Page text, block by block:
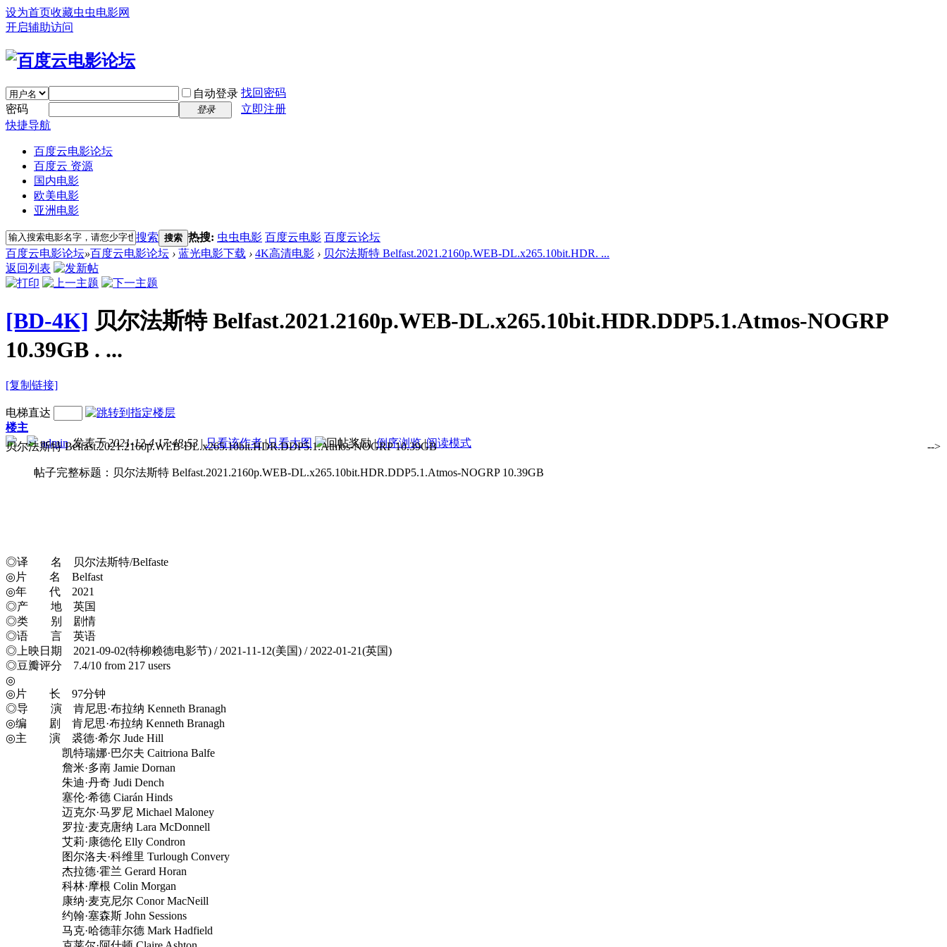
设为首页收藏虫虫电影网
开启辅助访问
自动登录 找回密码
密码
登录
立即注册
快捷导航
百度云电影论坛
百度云 资源
国内电影
欧美电影
亚洲电影
搜索 搜索 热搜: 虫虫电影 百度云电影 百度云论坛
百度云电影论坛»百度云电影论坛 › 蓝光电影下载 › 4K高清电影 › 贝尔法斯特 Belfast.2021.2160p.WEB-DL.x265.10bit.HDR. ...
返回列表
[BD-4K] 贝尔法斯特 Belfast.2021.2160p.WEB-DL.x265.10bit.HDR.DDP5.1.Atmos-NOGRP
10.39GB . ...
[复制链接]
电梯直达
楼主
admin 发表于 2021-12-4 17:48:53 | 只看该作者 |只看大图 |倒序浏览 |阅读模式
贝尔法斯特 Belfast.2021.2160p.WEB-DL.x265.10bit.HDR.DDP5.1.Atmos-NOGRP 10.39GB -->
帖子完整标题：贝尔法斯特 Belfast.2021.2160p.WEB-DL.x265.10bit.HDR.DDP5.1.Atmos-NOGRP 10.39GB
◎译 名 贝尔法斯特/Belfaste
◎片 名 Belfast
◎年 代 2021
◎产 地 英国
◎类 别 剧情
◎语 言 英语
◎上映日期 2021-09-02(特柳赖德电影节) / 2021-11-12(美国) / 2022-01-21(英国)
◎豆瓣评分 7.4/10 from 217 users
◎
◎片 长 97分钟
◎导 演 肯尼思·布拉纳 Kenneth Branagh
◎编 剧 肯尼思·布拉纳 Kenneth Branagh
◎主 演 裘德·希尔 Jude Hill
凯特瑞娜·巴尔夫 Caitriona Balfe
詹米·多南 Jamie Dornan
朱迪·丹奇 Judi Dench
塞伦·希德 Ciarán Hinds
迈克尔·马罗尼 Michael Maloney
罗拉·麦克唐纳 Lara McDonnell
艾莉·康德伦 Elly Condron
图尔洛夫·科维里 Turlough Convery
杰拉德·霍兰 Gerard Horan
科林·摩根 Colin Morgan
康纳·麦克尼尔 Conor MacNeill
约翰·塞森斯 John Sessions
马克·哈德菲尔德 Mark Hadfield